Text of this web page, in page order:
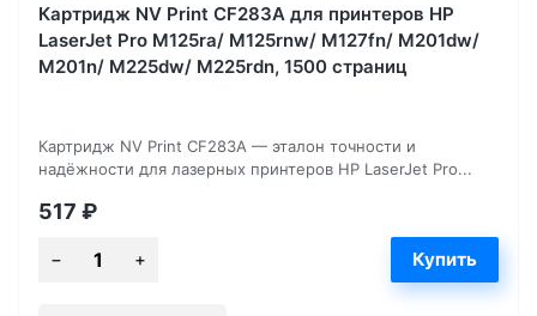
Картридж NV Print CF283A для принтеров HP
LaserJet Pro M125ra/ M125rnw/ M127fn/ M201dw/
M201n/ M225dw/ M225rdn, 1500 страниц
Картридж NV Print CF283A — эталон точности и
надёжности для лазерных принтеров HP LaserJet Pro...
517 ₽